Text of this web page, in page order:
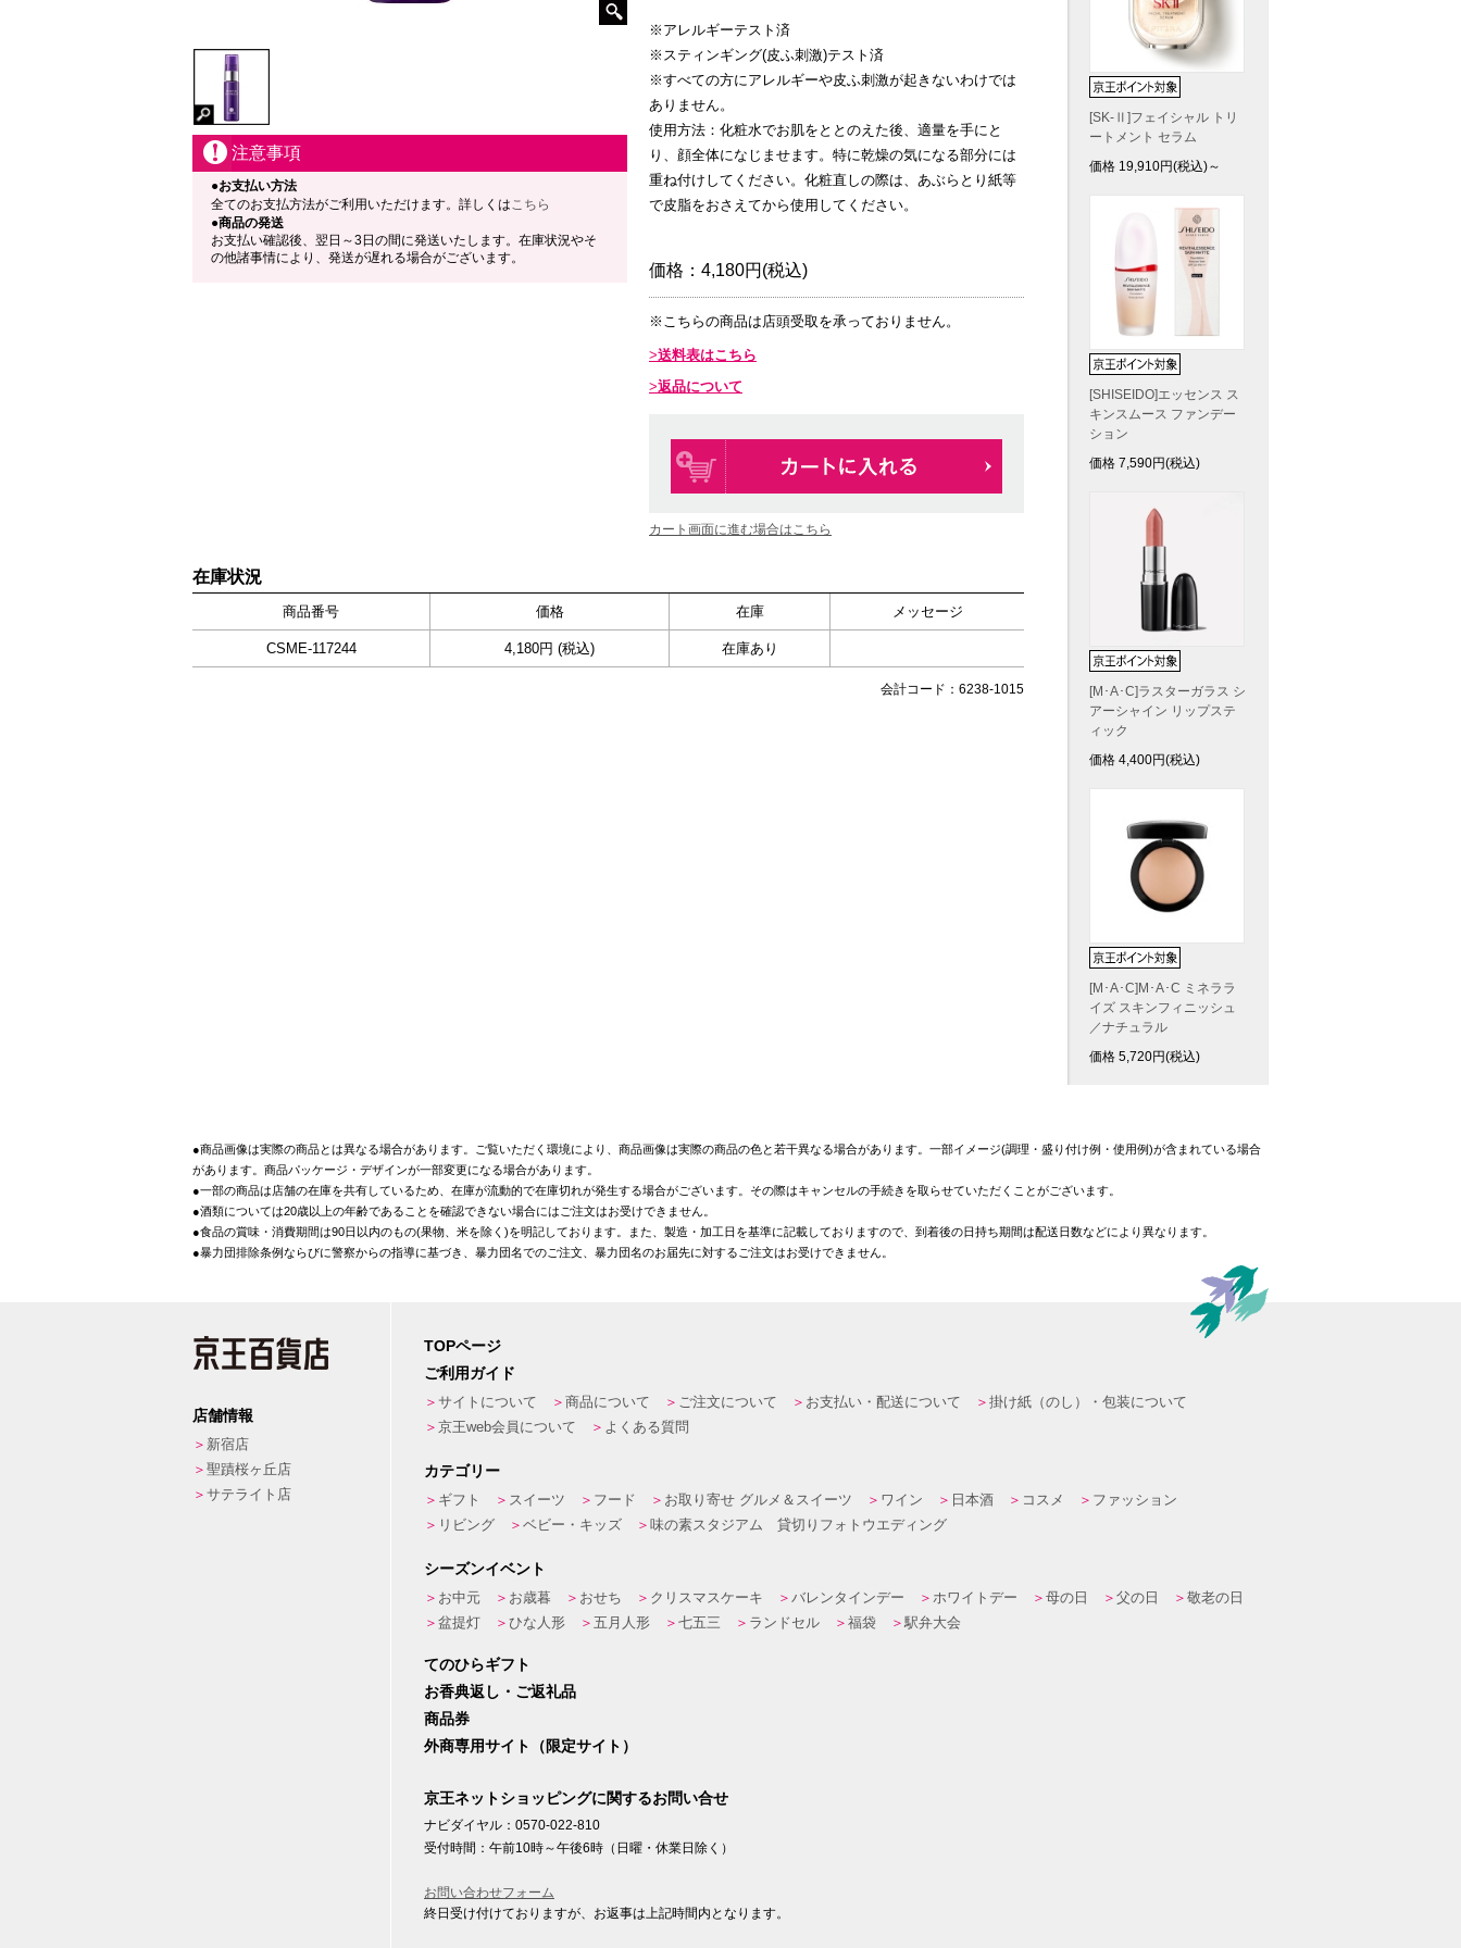
注意事項
●お支払い方法
全てのお支払方法がご利用いただけます。詳しくはこちら
●商品の発送
お支払い確認後、翌日～3日の間に発送いたします。在庫状況やそ
の他諸事情により、発送が遅れる場合がございます。
※アレルギーテスト済
※スティンギング(皮ふ刺激)テスト済
※すべての方にアレルギーや皮ふ刺激が起きないわけでは
ありません。
使用方法：化粧水でお肌をととのえた後、適量を手にと
り、顔全体になじませます。特に乾燥の気になる部分には
重ね付けしてください。化粧直しの際は、あぶらとり紙等
で皮脂をおさえてから使用してください。
価格： 4,180円(税込)
※こちらの商品は店頭受取を承っておりません。
送料表はこちら
返品について
カート画面に進む場合はこちら
在庫状況
商品番号 価格 在庫 メッセージ
CSME-117244 4,180円 (税込) 在庫あり
会計コード：6238-1015
[SK-Ⅱ]フェイシャル トリ
ートメント セラム
価格 19,910円(税込)～
[SHISEIDO]エッセンス ス
キンスムース ファンデー
ション
価格 7,590円(税込)
[M･A･C]ラスターガラス シ
アーシャイン リップステ
ィック
価格 4,400円(税込)
[M･A･C]M･A･C ミネララ
イズ スキンフィニッシュ
／ナチュラル
価格 5,720円(税込)
●商品画像は実際の商品とは異なる場合があります。ご覧いただく環境により、商品画像は実際の商品の色と若干異なる場合があります。一部イメージ(調理・盛り付け例・使用例)が含まれている場合
があります。商品パッケージ・デザインが一部変更になる場合があります。
●一部の商品は店舗の在庫を共有しているため、在庫が流動的で在庫切れが発生する場合がございます。その際はキャンセルの手続きを取らせていただくことがございます。
●酒類については20歳以上の年齢であることを確認できない場合にはご注文はお受けできません。
●食品の賞味・消費期間は90日以内のもの(果物、米を除く)を明記しております。また、製造・加工日を基準に記載しておりますので、到着後の日持ち期間は配送日数などにより異なります。
●暴力団排除条例ならびに警察からの指導に基づき、暴力団名でのご注文、暴力団名のお届先に対するご注文はお受けできません。
店舗情報
新宿店
聖蹟桜ヶ丘店
サテライト店
TOPページ
ご利用ガイド
サイトについて 商品について ご注文について お支払い・配送について
掛け紙（のし）・包装について
京王web会員について
よくある質問
カテゴリー
ギフト スイーツ フード お取り寄せ グルメ＆スイーツ ワイン 日本酒 コスメ
ファッション
リビング
ベビー・キッズ 味の素スタジアム 貸切りフォトウエディング
シーズンイベント
お中元 お歳暮 おせち クリスマスケーキ バレンタインデー ホワイトデー 母の日 父の日
敬老の日
盆提灯
ひな人形 五月人形 七五三 ランドセル 福袋 駅弁大会
てのひらギフト
お香典返し・ご返礼品
商品券
外商専用サイト（限定サイト）
京王ネットショッピングに関するお問い合せ
ナビダイヤル：0570-022-810
受付時間：午前10時～午後6時（日曜・休業日除く）
お問い合わせフォーム
終日受け付けておりますが、お返事は上記時間内となります。